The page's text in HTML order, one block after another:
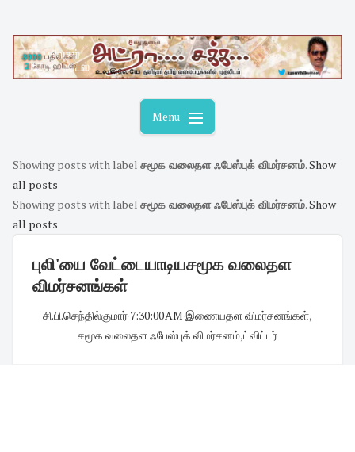
content
Menu
Showing posts with label சமூக வலைதள ஃபேஸ்புக் விமர்சனம்.Show
all posts
Showing posts with label சமூக வலைதள ஃபேஸ்புக் விமர்சனம்.Show
all posts
புலி'யை வேட்டையாடியசமூக வலைதள
விமர்சனங்கள்
சி.பி.செந்தில்குமார் 7:30:00 AM இணையதள விமர்சனங்கள்,
சமூக வலைதள ஃபேஸ்புக் விமர்சனம்,ட்விட்டர்